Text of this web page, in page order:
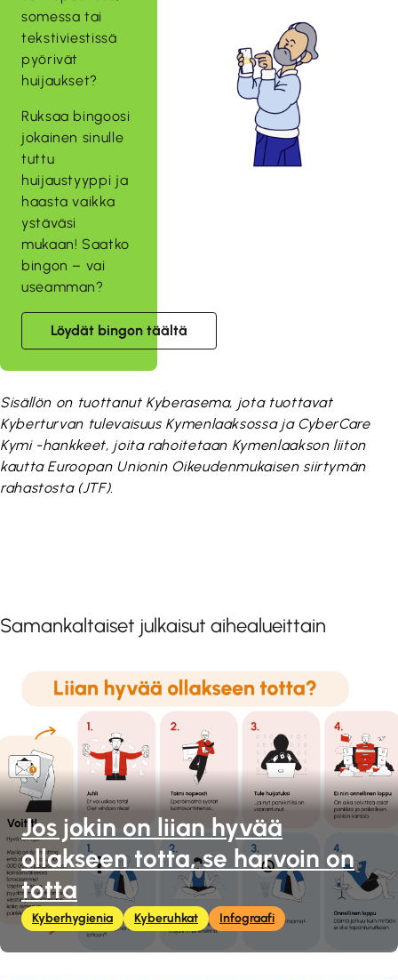
somessa tai
tekstiviestissä
pyörivät
huijaukset?
Ruksaa bingoosi
jokainen sinulle
tuttu
huijaustyyppi ja
haasta vaikka
ystäväsi
mukaan! Saatko
bingon – vai
useamman?
Löydät bingon täältä
Sisällön on tuottanut Kyberasema, jota tuottavat
Kyberturvan tulevaisuus Kymenlaaksossa ja CyberCare
Kymi -hankkeet, joita rahoitetaan Kymenlaakson liiton
kautta Euroopan Unionin Oikeudenmukaisen siirtymän
rahastosta (JTF).
Samankaltaiset julkaisut aihealueittain
Jos jokin on liian hyvää
ollakseen totta, se harvoin on
totta
Kyberhygienia Kyberuhkat Infograafi